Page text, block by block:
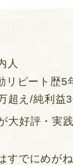
人
リピート歴5
超え/純利益
大好評・実
すでにめが